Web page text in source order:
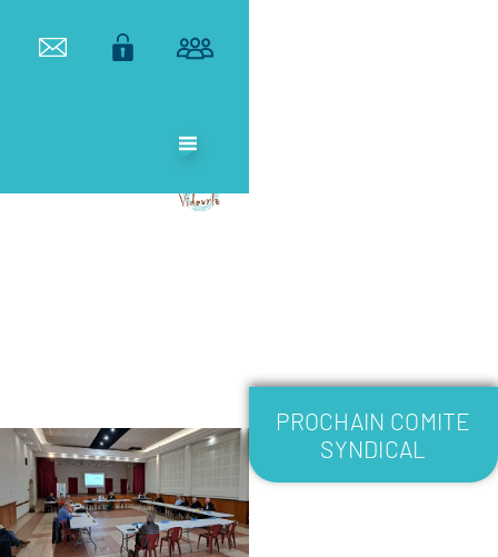
ETABLISSEMENT
PUBLIC
TERRITORIAL
PROCHAIN COMITE
SYNDICAL